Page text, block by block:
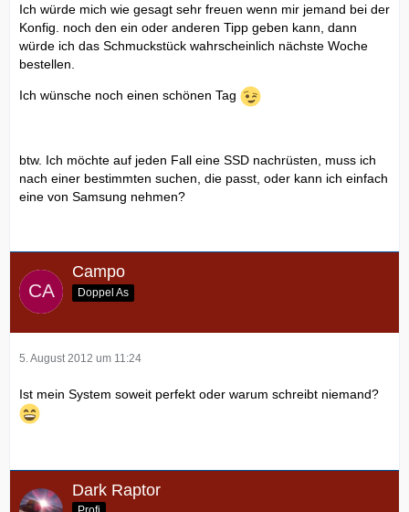
Ich würde mich wie gesagt sehr freuen wenn mir jemand bei der
Konfig. noch den ein oder anderen Tipp geben kann, dann
würde ich das Schmuckstück wahrscheinlich nächste Woche
bestellen.
Ich wünsche noch einen schönen Tag
btw. Ich möchte auf jeden Fall eine SSD nachrüsten, muss ich
nach einer bestimmten suchen, die passt, oder kann ich einfach
eine von Samsung nehmen?
Campo
Doppel As
5. August 2012 um 11:24
Ist mein System soweit perfekt oder warum schreibt niemand?
Dark Raptor